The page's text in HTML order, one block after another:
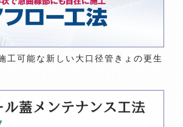
工可能な新しい大口径管きょの更生